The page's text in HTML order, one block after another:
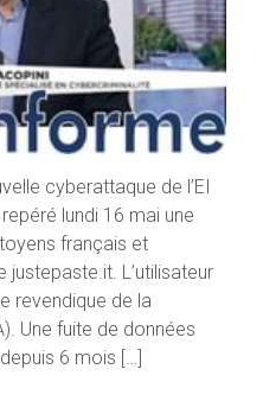
cyberattaque de l’EI
lundi 16 mai une
français et
justepaste.it. L’utilisateur
revendique de la
Une fuite de données
6 mois […]